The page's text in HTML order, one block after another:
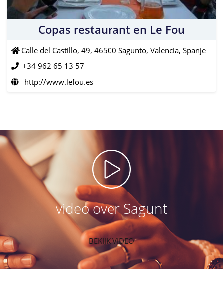
Copas restaurant en Le Fou
Calle del Castillo, 49, 46500 Sagunto, Valencia, Spanje
+34 962 65 13 57
http://www.lefou.es
video over Sagunt
BEKIJK VIDEO